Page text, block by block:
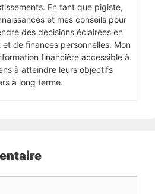
En tant que pigiste,
et mes conseils pour
des décisions éclairées en
et de finances personnelles. Mon
financière accessible à
à atteindre leurs objectifs
à long terme.